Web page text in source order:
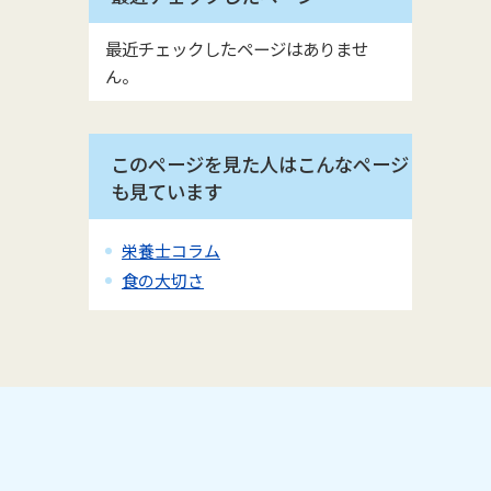
最近チェックしたページはありませ
ん。
このページを見た人はこんなページ
も見ています
栄養士コラム
食の大切さ